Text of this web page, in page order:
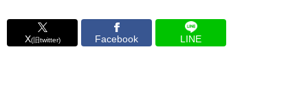
X(旧twitter) Facebook LINE